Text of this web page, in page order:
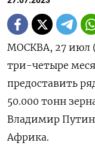
МОСКВА, 27 июл
три-четыре
предоставить
50.000 тонн
Владимир
Африка.